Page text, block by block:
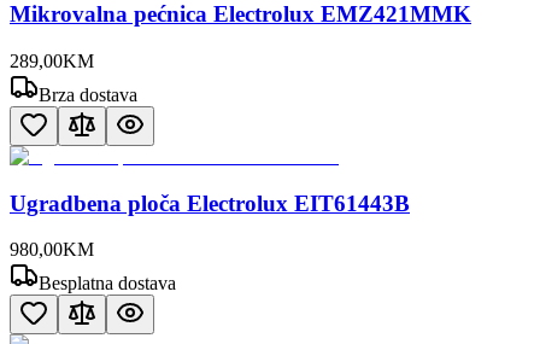
Mikrovalna pećnica Electrolux EMZ421MMK
289,00KM
Brza dostava
Ugradbena ploča Electrolux EIT61443B
980,00KM
Besplatna dostava